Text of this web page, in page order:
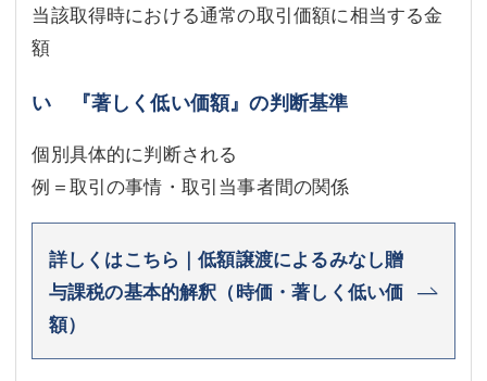
当該取得時における通常の取引価額に相当する金
額
い 『著しく低い価額』の判断基準
個別具体的に判断される
例＝取引の事情・取引当事者間の関係
詳しくはこちら｜低額譲渡によるみなし贈
与課税の基本的解釈（時価・著しく低い価
額）